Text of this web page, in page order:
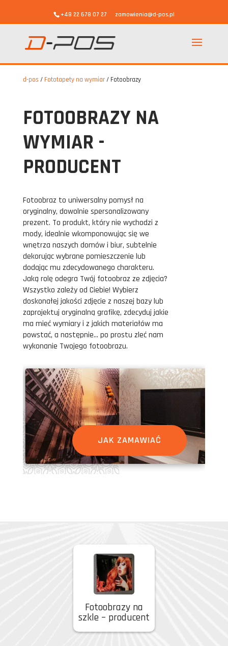
+48 22 678 07 27 zamowienia@d-pos.pl
d-pos / Fototapety na wymiar/ Fotoobrazy
FOTOOBRAZY NA
WYMIAR -
PRODUCENT
Fotoobraz to uniwersalny pomysł na
oryginalny, dowolnie spersonalizowany
prezent. To produkt, który nie wychodzi z
mody, idealnie wkomponowując się we
wnętrza naszych domów i biur, subtelnie
dekorując wybrane pomieszczenie lub
dodając mu zdecydowanego charakteru.
Jaką rolę odegra Twój fotoobraz ze zdjęcia?
Wszystko zależy od Ciebie! Wybierz
doskonałej jakości zdjęcie z naszej bazy lub
zaprojektuj oryginalną grafikę, zdecyduj jakie
ma mieć wymiary i z jakich materiałów ma
powstać, a następnie... po prostu zleć nam
wykonanie Twojego fotoobrazu.
JAK ZAMAWIAĆ
Fotoobrazy na
szkle – producent